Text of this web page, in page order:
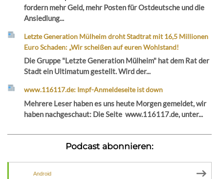
fordern mehr Geld, mehr Posten für Ostdeutsche und die
Ansiedlung...
Letzte Generation Mülheim droht Stadtrat mit 16,5 Millionen
Euro Schaden: „Wir scheißen auf euren Wohlstand!
Die Gruppe "Letzte Generation Mülheim" hat dem Rat der
Stadt ein Ultimatum gestellt. Wird der...
www.116117.de: Impf-Anmeldeseite ist down
Mehrere Leser haben es uns heute Morgen gemeldet, wir
haben nachgeschaut: Die Seite www.116117.de, unter...
Podcast abonnieren:
Android